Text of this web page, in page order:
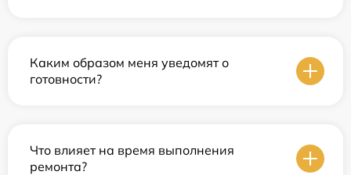
Каким образом меня уведомят о
готовности?
Что влияет на время выполнения
ремонта?